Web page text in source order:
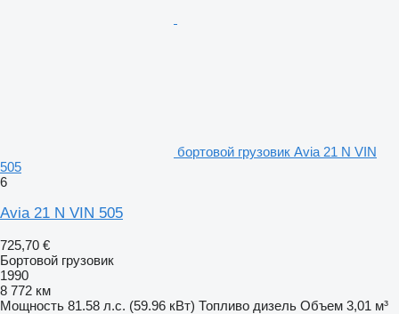
бортовой грузовик Avia 21 N VIN
505
6
Avia 21 N VIN 505
725,70 €
Бортовой грузовик
1990
8 772 км
Мощность 81.58 л.с. (59.96 кВт) Топливо дизель Объем 3,01 м³